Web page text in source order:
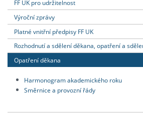
FF UK pro udržitelnost
Výroční zprávy
Platné vnitřní předpisy FF UK
Rozhodnutí a sdělení děkana, opatření a
Opatření děkana
Harmonogram akademického roku
Směrnice a provozní řády